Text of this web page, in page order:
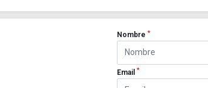
Nombre*
Email*